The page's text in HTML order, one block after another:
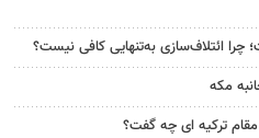
چرا ائتلاف‌سازی به‌تنهایی کافی نیست؟
مکه
مقام ترکیه ای چه گفت؟